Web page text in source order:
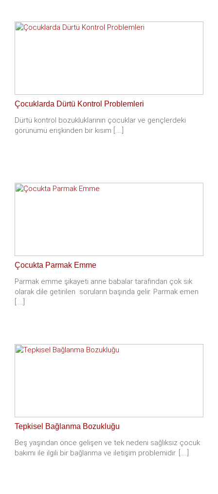
Çocuklarda Dürtü Kontrol Problemleri
Dürtü kontrol bozukluklarının çocuklar ve gençlerdeki
görünümü erişkinden bir kısım [.....]
Çocukta Parmak Emme
Parmak emme şikayeti anne babalar tarafından çok sık
olarak dile getirilen soruların başında gelir. Parmak emen
[.....]
Tepkisel Bağlanma Bozukluğu
Beş yaşından önce gelişen ve tek nedeni sağlıksız çocuk
bakımı ile ilgili bir bağlanma ve iletişim problemidir. [.....]